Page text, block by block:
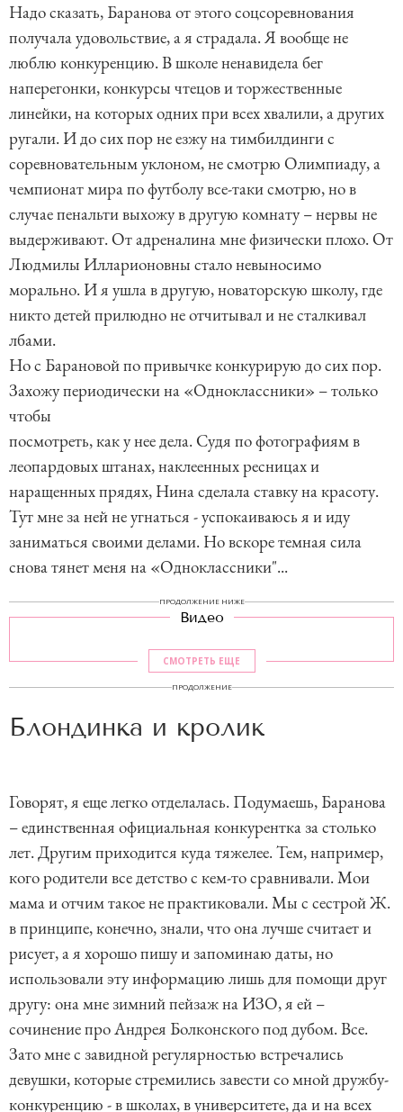
Надо сказать, Баранова от этого соцсоревнования
получала удовольствие, а я страдала. Я вообще не
люблю конкуренцию. В школе ненавидела бег
наперегонки, конкурсы чтецов и торжественные
линейки, на которых одних при всех хвалили, а других
ругали. И до сих пор не езжу на тимбилдинги с
соревновательным уклоном, не смотрю Олимпиаду, а
чемпионат мира по футболу все-таки смотрю, но в
случае пенальти выхожу в другую комнату – нервы не
выдерживают. От адреналина мне физически плохо. От
Людмилы Илларионовны стало невыносимо
морально. И я ушла в другую, новаторскую школу, где
никто детей прилюдно не отчитывал и не сталкивал
лбами.
Но с Барановой по привычке конкурирую до сих пор.
Захожу периодически на «Одноклассники» – только
чтобы
посмотреть, как у нее дела. Судя по фотографиям в
леопардовых штанах, наклеенных ресницах и
наращенных прядях, Нина сделала ставку на красоту.
Тут мне за ней не угнаться - успокаиваюсь я и иду
заниматься своими делами. Но вскоре темная сила
снова тянет меня на «Одноклассники"...
ПРОДОЛЖЕНИЕ НИЖЕ
Видео
СМОТРЕТЬ ЕЩЕ
ПРОДОЛЖЕНИЕ
Блондинка и кролик
Говорят, я еще легко отделалась. Подумаешь, Баранова
– единственная официальная конкурентка за столько
лет. Другим приходится куда тяжелее. Тем, например,
кого родители все детство с кем-то сравнивали. Мои
мама и отчим такое не практиковали. Мы с сестрой Ж.
в принципе, конечно, знали, что она лучше считает и
рисует, а я хорошо пишу и запоминаю даты, но
использовали эту информацию лишь для помощи друг
другу: она мне зимний пейзаж на ИЗО, я ей –
сочинение про Андрея Болконского под дубом. Все.
Зато мне с завидной регулярностью встречались
девушки, которые стремились завести со мной дружбу-
конкуренцию - в школах, в университете, да и на всех